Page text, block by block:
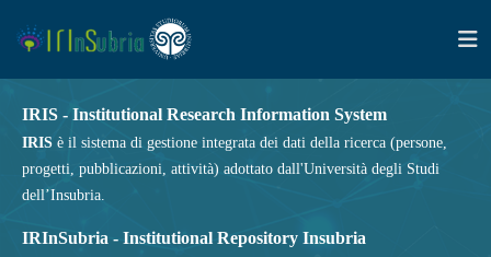
IRIS - Institutional Research Information System
IRIS è il sistema di gestione integrata dei dati della ricerca (persone,
progetti, pubblicazioni, attività) adottato dall'Università degli Studi
dell’Insubria.
IRInSubria - Institutional Repository Insubria